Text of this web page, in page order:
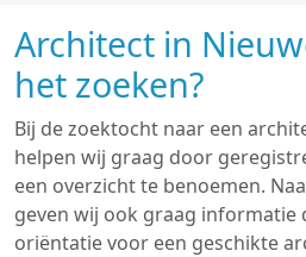
Architect in
het zoeken?
Bij de zoektocht naar een
helpen wij graag door
een overzicht te benoemen.
geven wij ook graag informatie
oriëntatie voor een geschikte